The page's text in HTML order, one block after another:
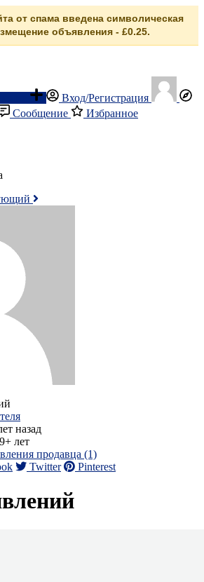
от спама введена символическая
объявления - £0.25.
Вход/Регистрация
Сообщение Избранное
назад
лет
продавца (1)
Twitter Pinterest